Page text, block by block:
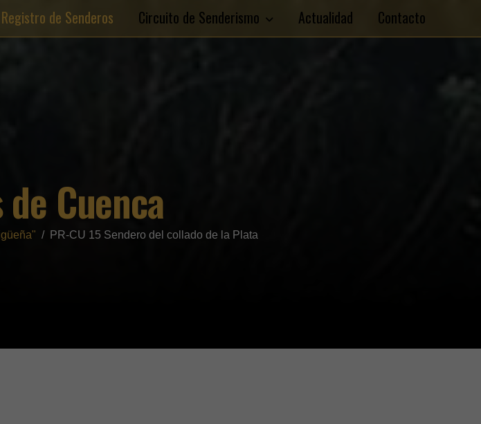
Registro de Senderos Circuito de Senderismo Actualidad Contacto
Cuenca
PR-CU 15 Sendero del collado de la Plata